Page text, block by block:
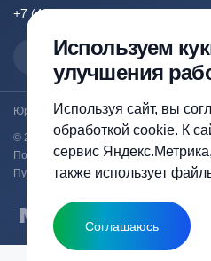
+7 (495) 127-76-53
Max
Юридический адрес: Москва,
© 2023-2026 luckysystems.ru | Все
Политика конфиденциальности
Публичная оферта
Используем
улучшения
Используя сайт, вы
обработкой cookie. К
сервис
также использует
Соглашаюсь